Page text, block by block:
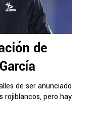
de
de ser anunciado
rojiblancos, pero hay